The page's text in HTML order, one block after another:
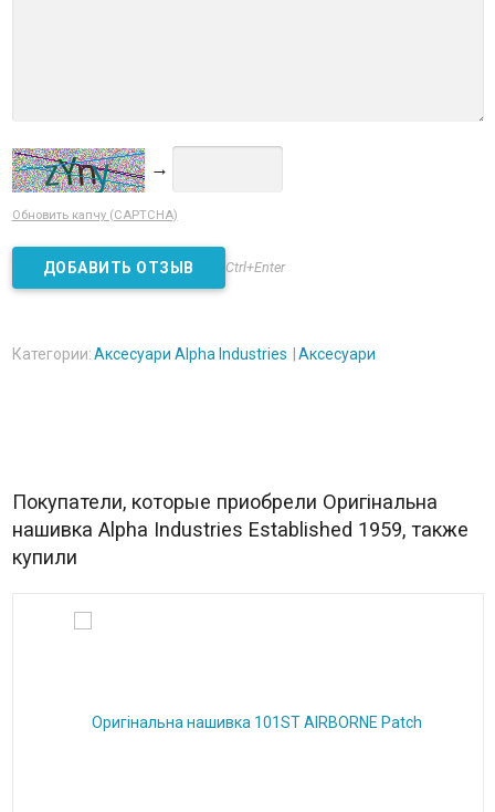
→
Обновить капчу (CAPTCHA)
Ctrl+Enter
Категории:Аксесуари Alpha Industries Аксесуари
Покупатели, которые приобрели Оригінальна
нашивка Alpha Industries Established 1959, также
купили